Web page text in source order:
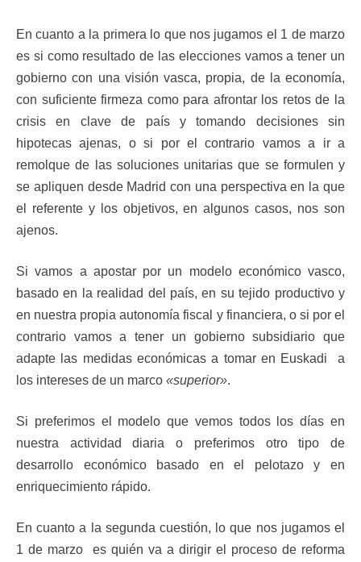
En cuanto a la primera lo que nos jugamos el 1 de marzo
es si como resultado de las elecciones vamos a tener un
gobierno con una visión vasca, propia, de la economía,
con suficiente firmeza como para afrontar los retos de la
crisis en clave de país y tomando decisiones sin
hipotecas ajenas, o si por el contrario vamos a ir a
remolque de las soluciones unitarias que se formulen y
se apliquen desde Madrid con una perspectiva en la que
el referente y los objetivos, en algunos casos, nos son
ajenos.
Si vamos a apostar por un modelo económico vasco,
basado en la realidad del país, en su tejido productivo y
en nuestra propia autonomía fiscal y financiera, o si por el
contrario vamos a tener un gobierno subsidiario que
adapte las medidas económicas a tomar en Euskadi a
los intereses de un marco «superior».
Si preferimos el modelo que vemos todos los días en
nuestra actividad diaria o preferimos otro tipo de
desarrollo económico basado en el pelotazo y en
enriquecimiento rápido.
En cuanto a la segunda cuestión, lo que nos jugamos el
1 de marzo es quién va a dirigir el proceso de reforma